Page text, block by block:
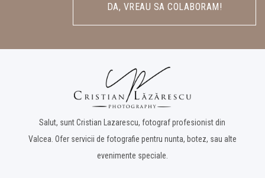
DA, VREAU SA COLABORAM!
Salut, sunt Cristian Lazarescu, fotograf profesionist din
Valcea. Ofer servicii de fotografie pentru nunta, botez, sau alte
evenimente speciale.